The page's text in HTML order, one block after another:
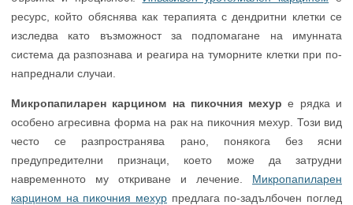
ресурс, който обяснява как терапията с дендритни клетки се
изследва като възможност за подпомагане на имунната
система да разпознава и реагира на туморните клетки при по-
напреднали случаи.
Микропапиларен карцином на пикочния мехур е рядка и
особено агресивна форма на рак на пикочния мехур. Този вид
често се разпространява рано, понякога без ясни
предупредителни признаци, което може да затрудни
навременното му откриване и лечение. Микропапиларен
карцином на пикочния мехур предлага по-задълбочен поглед